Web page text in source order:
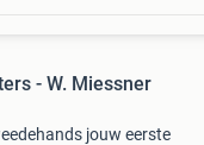
- W. Miessner
jouw eerste